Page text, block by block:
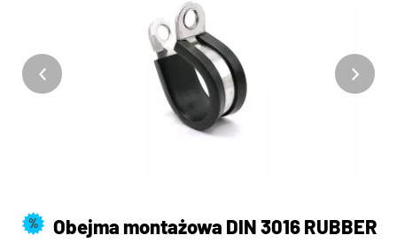
%
Obejma montażowa DIN 3016 RUBBER